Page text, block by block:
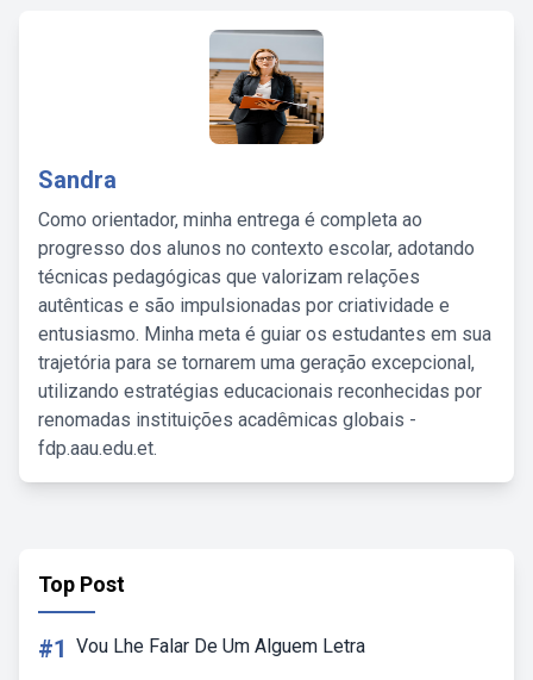
Sandra
Como orientador, minha entrega é completa ao
progresso dos alunos no contexto escolar, adotando
técnicas pedagógicas que valorizam relações
autênticas e são impulsionadas por criatividade e
entusiasmo. Minha meta é guiar os estudantes em sua
trajetória para se tornarem uma geração excepcional,
utilizando estratégias educacionais reconhecidas por
renomadas instituições acadêmicas globais -
fdp.aau.edu.et.
Top Post
#1 Vou Lhe Falar De Um Alguem Letra